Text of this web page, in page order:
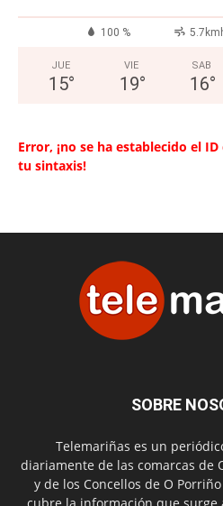
100 %
JUE
15°
VIE
19°
SAB
16°
Error, ¡no se ha establecido el
tu sintaxis!
SOBRE
Telemariñas es un
diariamente de las comarcas de
y de los Concellos de O
cubre la información que surge